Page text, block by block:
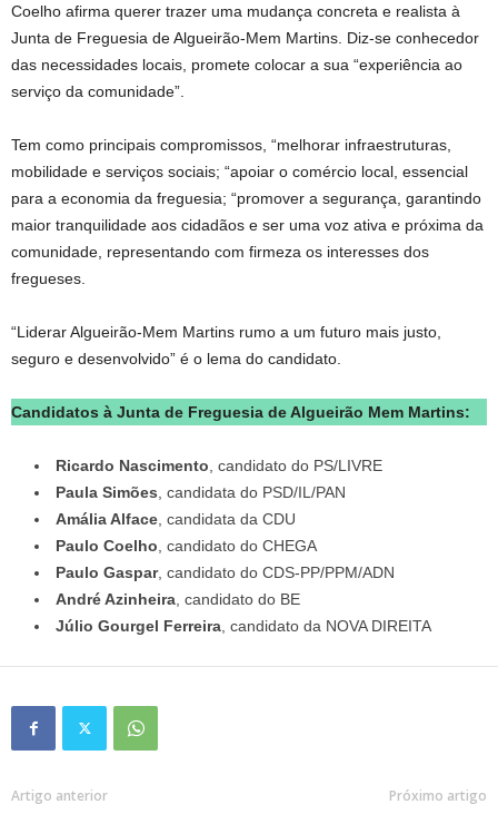
Coelho afirma querer trazer uma mudança concreta e realista à
Junta de Freguesia de Algueirão-Mem Martins. Diz-se conhecedor
das necessidades locais, promete colocar a sua “experiência ao
serviço da comunidade”.
Tem como principais compromissos, “melhorar infraestruturas,
mobilidade e serviços sociais; “apoiar o comércio local, essencial
para a economia da freguesia; “promover a segurança, garantindo
maior tranquilidade aos cidadãos e ser uma voz ativa e próxima da
comunidade, representando com firmeza os interesses dos
fregueses.
“Liderar Algueirão-Mem Martins rumo a um futuro mais justo,
seguro e desenvolvido” é o lema do candidato.
Candidatos à Junta de Freguesia de Algueirão Mem Martins:
Ricardo Nascimento , candidato do PS/LIVRE
Paula Simões , candidata do PSD/IL/PAN
Amália Alface , candidata da CDU
Paulo Coelho , candidato do CHEGA
Paulo Gaspar, candidato do CDS-PP/PPM/ADN
André Azinheira , candidato do BE
Júlio Gourgel Ferreira , candidato da NOVA DIREITA
Artigo anterior Próximo artigo